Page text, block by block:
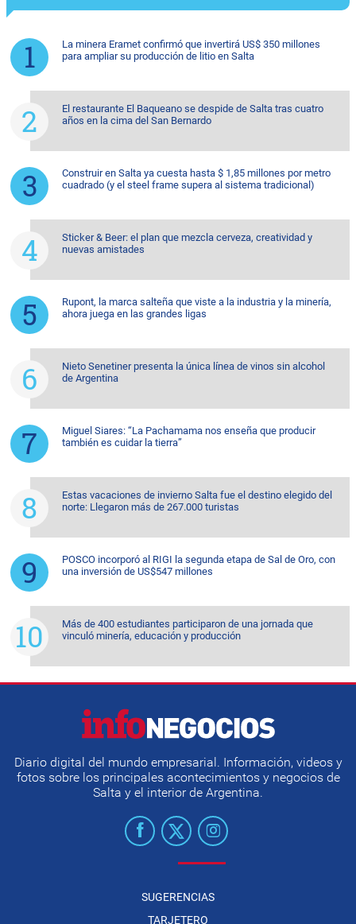
La minera Eramet confirmó que invertirá US$ 350 millones
para ampliar su producción de litio en Salta
El restaurante El Baqueano se despide de Salta tras cuatro
años en la cima del San Bernardo
Construir en Salta ya cuesta hasta $ 1,85 millones por metro
cuadrado (y el steel frame supera al sistema tradicional)
Sticker & Beer: el plan que mezcla cerveza, creatividad y
nuevas amistades
Rupont, la marca salteña que viste a la industria y la minería,
ahora juega en las grandes ligas
Nieto Senetiner presenta la única línea de vinos sin alcohol
de Argentina
Miguel Siares: “La Pachamama nos enseña que producir
también es cuidar la tierra”
Estas vacaciones de invierno Salta fue el destino elegido del
norte: Llegaron más de 267.000 turistas
POSCO incorporó al RIGI la segunda etapa de Sal de Oro, con
una inversión de US$547 millones
Más de 400 estudiantes participaron de una jornada que
vinculó minería, educación y producción
Diario digital del mundo empresarial. Información, videos y
fotos sobre los principales acontecimientos y negocios de
Salta y el interior de Argentina.
SUGERENCIAS
TARJETERO